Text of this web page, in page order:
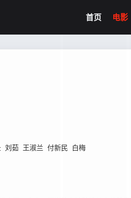
首页 电影
刘茹 王淑兰 付新民
白梅